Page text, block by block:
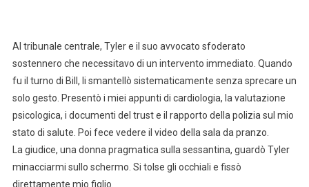
Al tribunale centrale, Tyler e il suo avvocato sfoderato
sostennero che necessitavo di un intervento immediato. Quando
fu il turno di Bill, li smantellò sistematicamente senza sprecare un
solo gesto. Presentò i miei appunti di cardiologia, la valutazione
psicologica, i documenti del trust e il rapporto della polizia sul mio
stato di salute. Poi fece vedere il video della sala da pranzo.
La giudice, una donna pragmatica sulla sessantina, guardò Tyler
minacciarmi sullo schermo. Si tolse gli occhiali e fissò
direttamente mio figlio.